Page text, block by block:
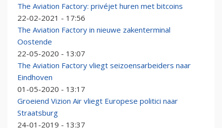
The Aviation Factory: privéjet huren met bitcoins
22-02-2021 - 17:56
The Aviation Factory in nieuwe zakenterminal
Oostende
22-05-2020 - 13:07
The Aviation Factory vliegt seizoensarbeiders naar
Eindhoven
01-05-2020 - 13:17
Groeiend Vizion Air vliegt Europese politici naar
Straatsburg
24-01-2019 - 13:37